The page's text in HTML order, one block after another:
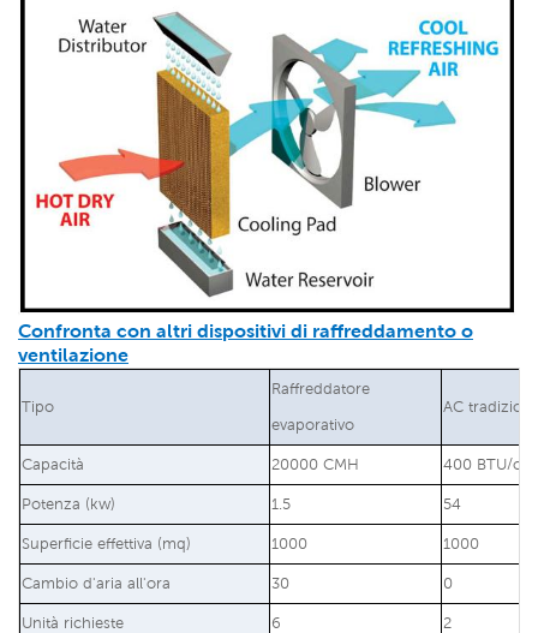
Confronta con altri dispositivi di raffreddamento o
ventilazione
Tipo
Raffreddatore
evaporativo
AC
Capacità 20000 CMH 400 BTU/ora
Potenza (kw) 1.5 54
Superficie effettiva (mq) 1000 1000
Cambio d'aria all'ora 30 0
Unità richieste 6 2